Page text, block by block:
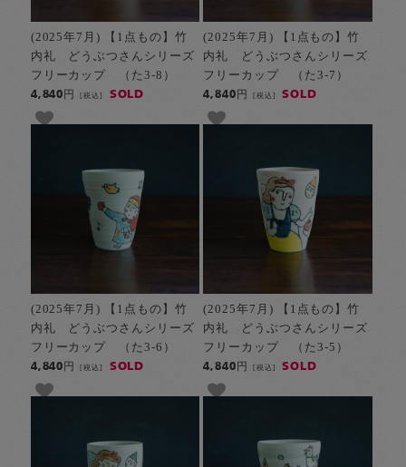
(2025年7月) 【1点もの】竹
内礼 どうぶつさんシリーズ
フリーカップ （た3-8）
4,840円[税込] SOLD
(2025年7月) 【1点もの】竹
内礼 どうぶつさんシリーズ
フリーカップ （た3-7）
4,840円 [税込] SOLD
(2025年7月) 【1点もの】竹
内礼 どうぶつさんシリーズ
フリーカップ （た3-6）
4,840円[税込] SOLD
(2025年7月) 【1点もの】竹
内礼 どうぶつさんシリーズ
フリーカップ （た3-5）
4,840円 [税込] SOLD